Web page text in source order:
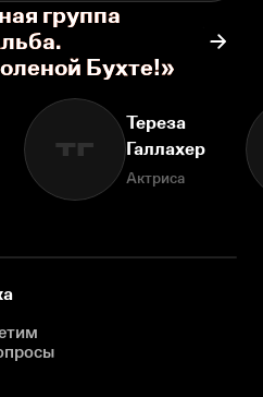
группа
Бухте!»
ТГ
Тереза
Галлахер
Актриса